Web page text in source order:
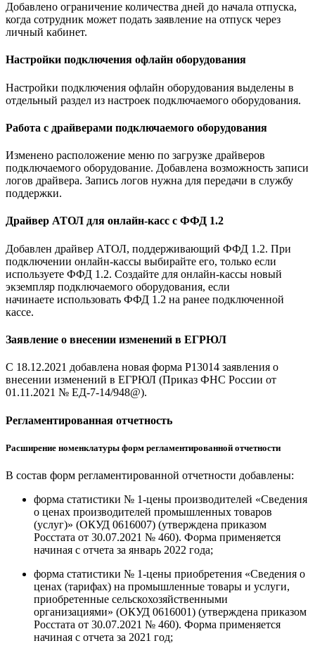
Добавлено ограничение количества дней до начала отпуска,
когда сотрудник может подать заявление на отпуск через
личный кабинет.
Настройки подключения офлайн оборудования
Настройки подключения офлайн оборудования выделены в
отдельный раздел из настроек подключаемого оборудования.
Работа с драйверами подключаемого оборудования
Изменено расположение меню по загрузке драйверов
подключаемого оборудование. Добавлена возможность записи
логов драйвера. Запись логов нужна для передачи в службу
поддержки.
Драйвер АТОЛ для онлайн-касс с ФФД 1.2
Добавлен драйвер АТОЛ, поддерживающий ФФД 1.2. При
подключении онлайн-кассы выбирайте его, только если
используете ФФД 1.2. Создайте для онлайн-кассы новый
экземпляр подключаемого оборудования, если
начинаете использовать ФФД 1.2 на ранее подключенной
кассе.
Заявление о внесении изменений в ЕГРЮЛ
С 18.12.2021 добавлена новая форма Р13014 заявления о
внесении изменений в ЕГРЮЛ (Приказ ФНС России от
01.11.2021 № ЕД-7-14/948@).
Регламентированная отчетность
Расширение номенклатуры форм регламентированной отчетности
В состав форм регламентированной отчетности добавлены:
форма статистики № 1-цены производителей «Сведения
о ценах производителей промышленных товаров
(услуг)» (ОКУД 0616007) (утверждена приказом
Росстата от 30.07.2021 № 460). Форма применяется
начиная с отчета за январь 2022 года;
форма статистики № 1-цены приобретения «Сведения о
ценах (тарифах) на промышленные товары и услуги,
приобретенные сельскохозяйственными
организациями» (ОКУД 0616001) (утверждена приказом
Росстата от 30.07.2021 № 460). Форма применяется
начиная с отчета за 2021 год;